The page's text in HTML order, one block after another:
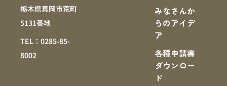
栃木県真岡市荒町
5131番地
TEL：0285-85-
8002
みなさんか
らのアイデ
ア
各種申請書
ダウンロー
ド